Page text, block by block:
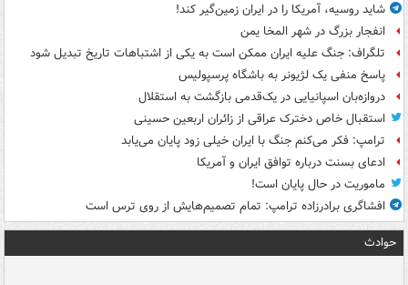
شاید روسیه، آمریکا را در ایران زمین‌گیر کند!
انفجار بزرگ در شهر المخا یمن
تلگراف: جنگ علیه ایران ممکن است به یکی از اشتباهات تاریخ تبدیل شود
پاسخ منفی یک لژیونر به باشگاه پرسپولیس
دروازه‌بان اسپانیایی در یک‌قدمی بازگشت به استقلال
استقبال خاص دخترک عراقی از زائران اربعین حسینی
ترامپ: فکر می‌کنم جنگ با ایران خیلی زود پایان می‌یابد
ادعای بسنت درباره توافق ایران و آمریکا
ماموریت در حال پایان است!
افشاگری برادرزاده ترامپ: تمام تصمیم‌هایش از روی ترس است
حوادث